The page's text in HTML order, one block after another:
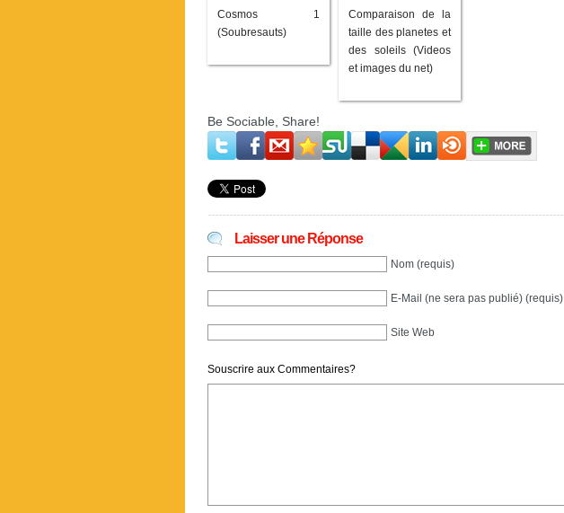
Cosmos 1
(Soubresauts)
Comparaison de la
taille des planetes et
des soleils (Videos
et images du net)
Be Sociable, Share!
Laisser une Réponse
Nom (requis)
E-Mail (ne sera pas publié) (requis)
Site Web
Souscrire aux Commentaires?